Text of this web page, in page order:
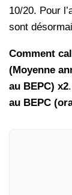
10/20. Pour
sont
Comment
(Moyenne
au BEPC) x2.
au BEPC